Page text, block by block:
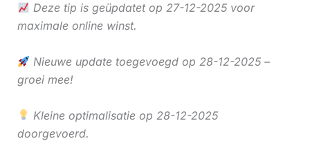
Deze tip is geüpdatet op 27-12-2025 voor
maximale online winst.
Nieuwe update toegevoegd op 28-12-2025 –
groei mee!
Kleine optimalisatie op 28-12-2025
doorgevoerd.